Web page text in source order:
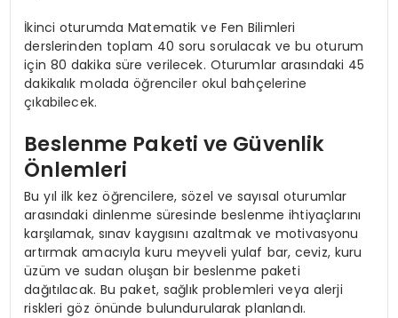
İkinci oturumda Matematik ve Fen Bilimleri
derslerinden toplam 40 soru sorulacak ve bu oturum
için 80 dakika süre verilecek. Oturumlar arasındaki 45
dakikalık molada öğrenciler okul bahçelerine
çıkabilecek.
Beslenme Paketi ve Güvenlik
Önlemleri
Bu yıl ilk kez öğrencilere, sözel ve sayısal oturumlar
arasındaki dinlenme süresinde beslenme ihtiyaçlarını
karşılamak, sınav kaygısını azaltmak ve motivasyonu
artırmak amacıyla kuru meyveli yulaf bar, ceviz, kuru
üzüm ve sudan oluşan bir beslenme paketi
dağıtılacak. Bu paket, sağlık problemleri veya alerji
riskleri göz önünde bulundurularak planlandı.